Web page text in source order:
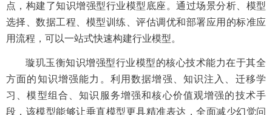
点，构建了知识增强型行业模型底座。通过场景分析、模型
选择、数据工程、模型训练、评估调优和部署应用的标准应
用流程，可以一站式快速构建行业模型。
璇玑玉衡知识增强型行业模型的核心技术能力在于其全
方面的知识增强能力。利用数据增强、知识注入、迁移学
习、模型组合、知识服务增强和核心价值观增强的技术手
段，该模型能够让垂直模型更具精准表达，全面减少幻觉问